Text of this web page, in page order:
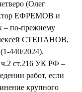
(Олег
ЕФРЕМОВ и
по-прежнему
СТЕПАНОВ,
440/2024).
ст.216 УК РФ –
работ, если
крупного